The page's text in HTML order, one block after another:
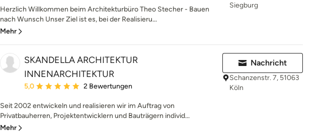
Herzlich Willkommen beim Architekturbüro Theo Stecher - Bauen
nach Wunsch Unser Ziel ist es, bei der Realisieru...
Mehr
Siegburg
SKANDELLA ARCHITEKTUR
INNENARCHITEKTUR
Durchschnittliche Bewertung: 5 von 5 Sternen
5,0 2 Bewertungen
Seit 2002 entwickeln und realisieren wir im Auftrag von
Privatbauherren, Projektentwicklern und Bauträgern individ...
Mehr
Nachricht
Schanzenstr. 7, 51063
Köln